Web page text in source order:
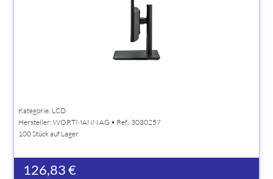
Kategorie: LCD
Hersteller:WORTMANN AG • Ref.: 3030257
100 Stück auf Lager
126,83 €